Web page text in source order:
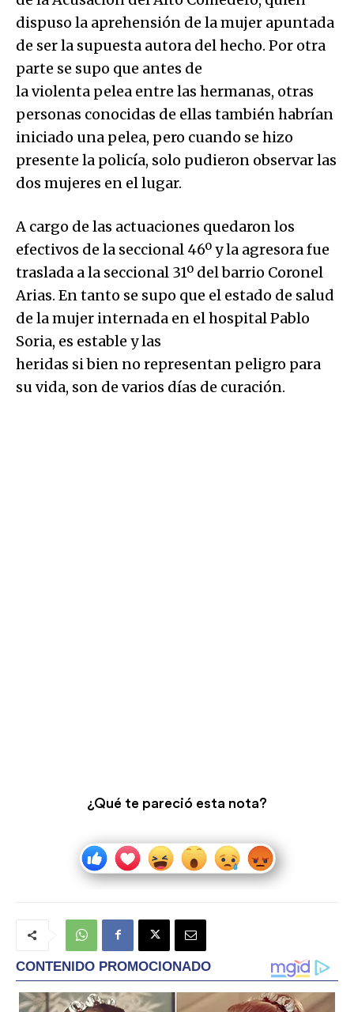
dispuso la aprehensión de la mujer apuntada
de ser la supuesta autora del hecho. Por otra
parte se supo que antes de
la violenta pelea entre las hermanas, otras
personas conocidas de ellas también habrían
iniciado una pelea, pero cuando se hizo
presente la policía, solo pudieron observar las
dos mujeres en el lugar.
A cargo de las actuaciones quedaron los
efectivos de la seccional 46º y la agresora fue
traslada a la seccional 31º del barrio Coronel
Arias. En tanto se supo que el estado de salud
de la mujer internada en el hospital Pablo
Soria, es estable y las
heridas si bien no representan peligro para
su vida, son de varios días de curación.
¿Qué te pareció esta nota?